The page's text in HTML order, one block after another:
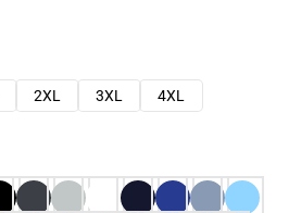
2XL 3XL
4XL